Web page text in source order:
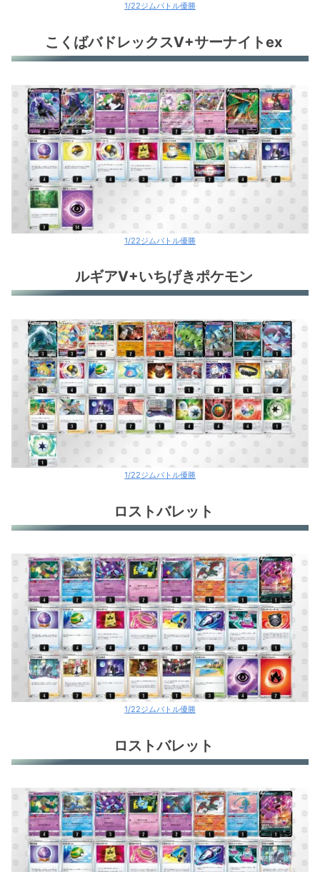
1/22ジムバトル優勝
こくばバドレックスV+サーナイトex
1/22ジムバトル優勝
ルギアV+いちげきポケモン
1/22ジムバトル優勝
ロストバレット
1/22ジムバトル優勝
ロストバレット